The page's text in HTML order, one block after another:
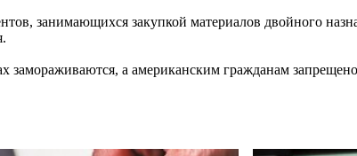
занимающихся закупкой материалов двойного
а американским гражданам